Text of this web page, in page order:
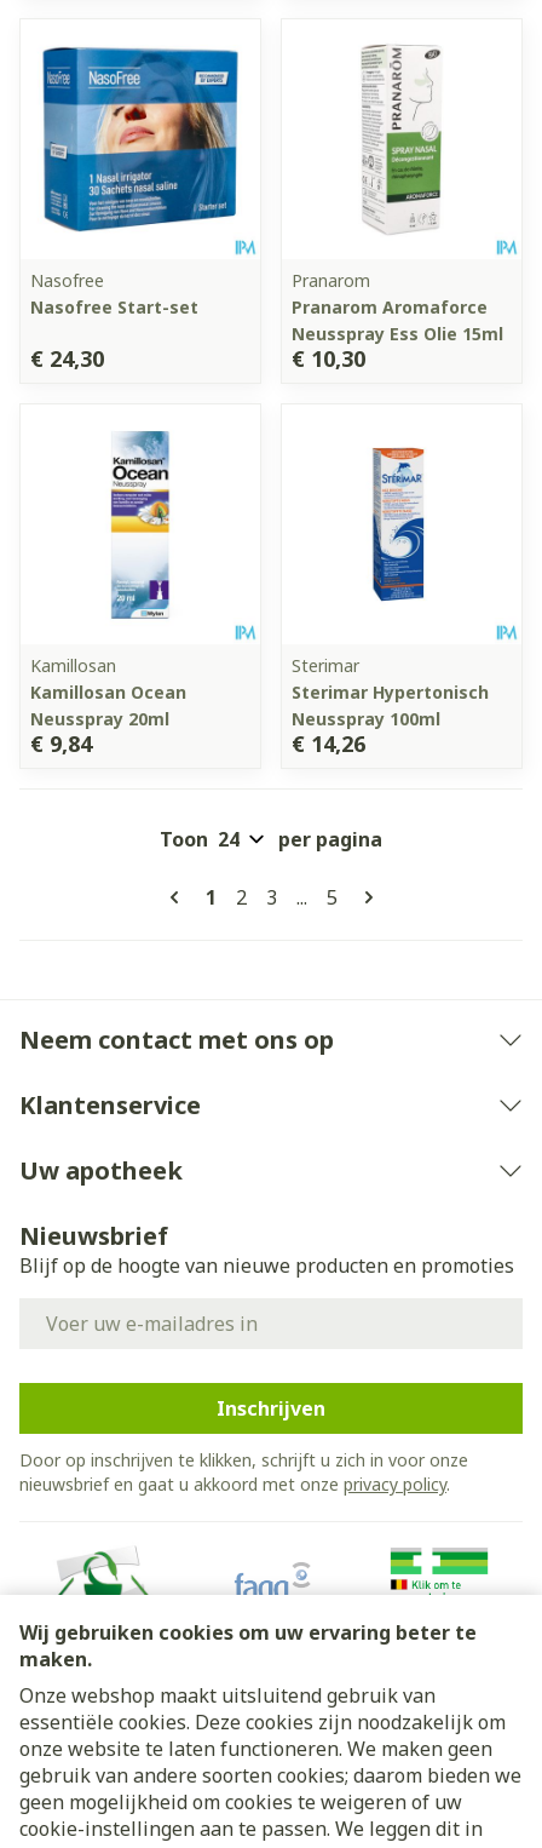
Wij gebruiken cookies om uw ervaring beter te
maken.
Onze webshop maakt uitsluitend gebruik van
essentiële cookies. Deze cookies zijn noodzakelijk om
onze website te laten functioneren. We maken geen
gebruik van andere soorten cookies; daarom bieden we
geen mogelijkheid om cookies te weigeren of uw
cookie-instellingen aan te passen. We leggen dit in
Nasofree
Nasofree Start-set
€ 24,30
Pranarom
Pranarom Aromaforce
Neusspray Ess Olie 15ml
€ 10,30
Kamillosan
Kamillosan Ocean
Neusspray 20ml
€ 9,84
Sterimar
Sterimar Hypertonisch
Neusspray 100ml
€ 14,26
Pagina's
U lees momenteel pagina
1 Pagina
2 Pagina
3 ... Pagina
5
Toon per pagina
Neem contact met ons op
Klantenservice
Uw apotheek
Nieuwsbrief
Blijf op de hoogte van nieuwe producten en promoties
Inschrijven
Door op inschrijven te klikken, schrijft u zich in voor onze
nieuwsbrief en gaat u akkoord met onze privacy policy.
Juridische links